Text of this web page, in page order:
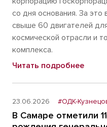
со дня основания. За
свыше 60 двигателей
космической отрасли и
комплекса.
Читать подробнее
23.06.2026 #ОДК-
В Самаре отметили